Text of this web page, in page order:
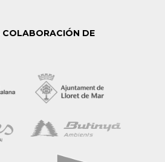
COLABORACIÓN DE